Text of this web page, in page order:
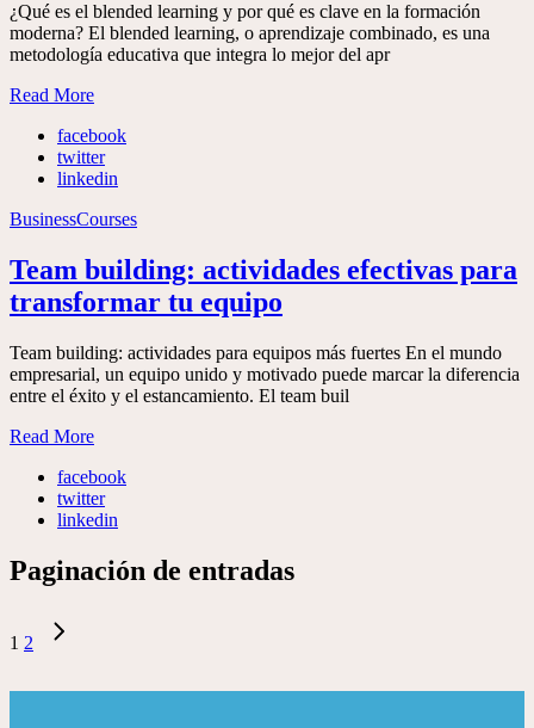
¿Qué es el blended learning y por qué es clave en la formación
moderna? El blended learning, o aprendizaje combinado, es una
metodología educativa que integra lo mejor del apr
Read More
facebook
twitter
linkedin
BusinessCourses
Team building: actividades efectivas para
transformar tu equipo
Team building: actividades para equipos más fuertes En el mundo
empresarial, un equipo unido y motivado puede marcar la diferencia
entre el éxito y el estancamiento. El team buil
Read More
facebook
twitter
linkedin
Paginación de entradas
1 2